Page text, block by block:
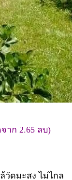
าก 2.65 ลบ)
วัดมะสง ไม่ไกล